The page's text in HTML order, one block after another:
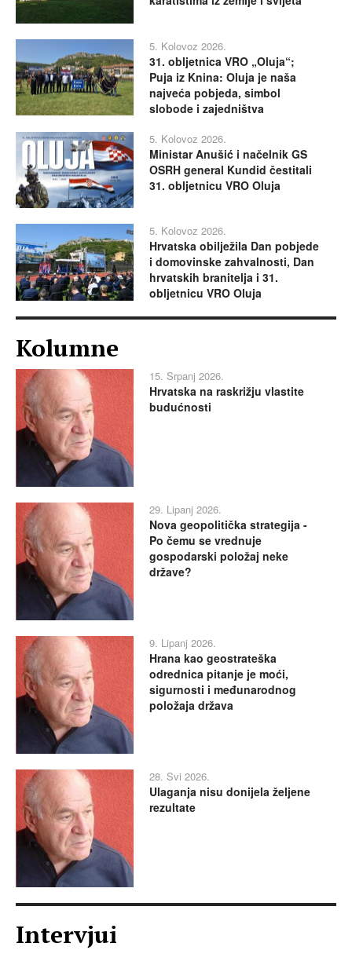
5. Kolovoz 2026.
31. obljetnica VRO „Oluja“;
Puja iz Knina: Oluja je naša
najveća pobjeda, simbol
slobode i zajedništva
5. Kolovoz 2026.
Ministar Anušić i načelnik GS
OSRH general Kundid čestitali
31. obljetnicu VRO Oluja
5. Kolovoz 2026.
Hrvatska obilježila Dan pobjede
i domovinske zahvalnosti, Dan
hrvatskih branitelja i 31.
obljetnicu VRO Oluja
Kolumne
15. Srpanj 2026.
Hrvatska na raskrižju vlastite
budućnosti
29. Lipanj 2026.
Nova geopolitička strategija -
Po čemu se vrednuje
gospodarski položaj neke
države?
9. Lipanj 2026.
Hrana kao geostrateška
odrednica pitanje je moći,
sigurnosti i međunarodnog
položaja država
28. Svi 2026.
Ulaganja nisu donijela željene
rezultate
Intervjui